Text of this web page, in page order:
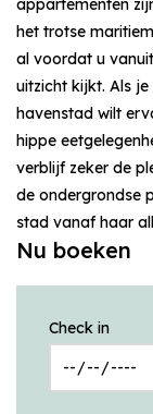
appartementen
het trotse
al voordat u
uitzicht kijkt. Als
havenstad wilt
hippe
verblijf zeker de
de ondergrondse
stad vanaf haar
Nu boeken
Check in